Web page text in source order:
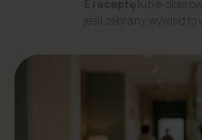
E receptę lub e-
jeśli zebrany wywiad to